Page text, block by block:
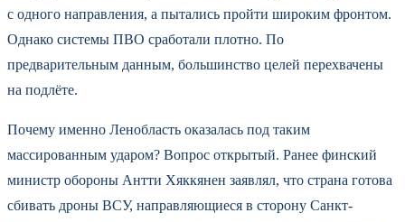
с одного направления, а пытались пройти широким фронтом.
Однако системы ПВО сработали плотно. По
предварительным данным, большинство целей перехвачены
на подлёте.
Почему именно Ленобласть оказалась под таким
массированным ударом? Вопрос открытый. Ранее финский
министр обороны Антти Хяккянен заявлял, что страна готова
сбивать дроны ВСУ, направляющиеся в сторону Санкт-